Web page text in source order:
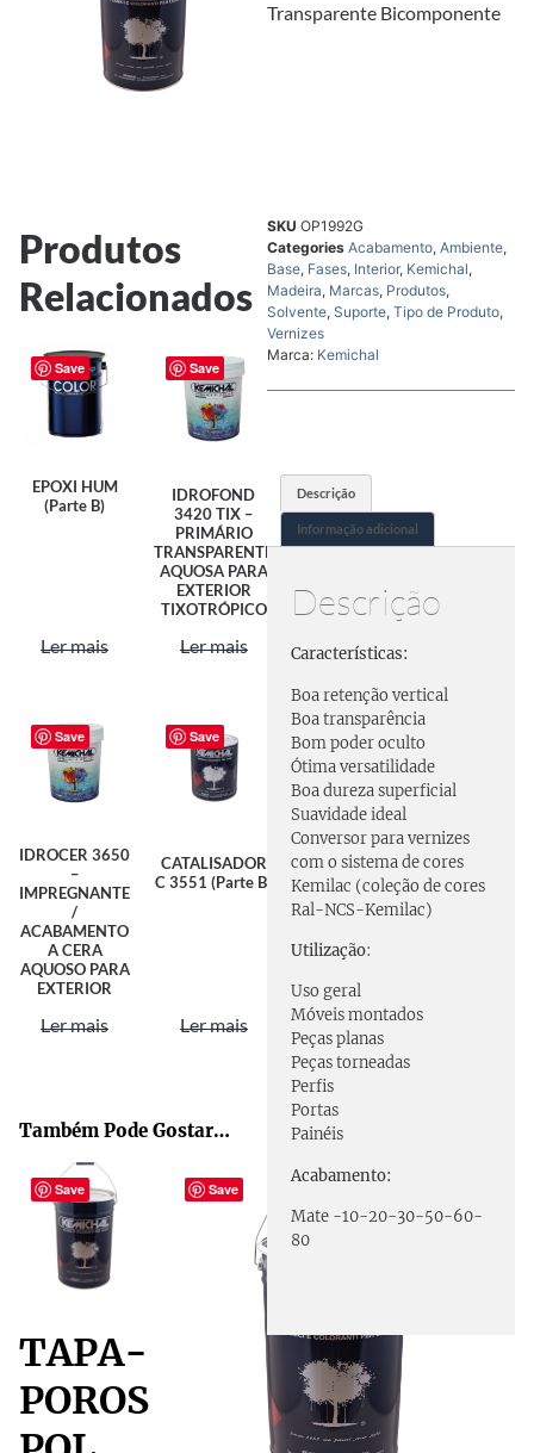
Transparente Bicomponente
Produtos
Relacionados
Save
EPOXI HUM
(Parte B)
Ler mais
Save
IDROFOND
3420 TIX –
PRIMÁRIO
TRANSPARENTE
AQUOSA PARA
EXTERIOR
TIXOTRÓPICO
Ler mais
Save
IDROCER 3650
–
IMPREGNANTE
/
ACABAMENTO
A CERA
AQUOSO PARA
EXTERIOR
Ler mais
Save
CATALISADOR
C 3551 (Parte B)
Ler mais
Também Pode Gostar…
Save
TAPA-
POROS
Save
SKU OP1992G
Categories Acabamento, Ambiente,
Base, Fases, Interior, Kemichal,
Madeira, Marcas, Produtos,
Solvente, Suporte, Tipo de Produto,
Vernizes
Marca: Kemichal
Descrição
Informação adicional
Descrição
Características:
Boa retenção vertical
Boa transparência
Bom poder oculto
Ótima versatilidade
Boa dureza superficial
Suavidade ideal
Conversor para vernizes
com o sistema de cores
Kemilac (coleção de cores
Ral-NCS-Kemilac)
Utilização:
Uso geral
Móveis montados
Peças planas
Peças torneadas
Perfis
Portas
Painéis
Acabamento:
Mate -10-20-30-50-60-
80